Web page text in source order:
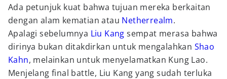
Ada petunjuk kuat bahwa tujuan mereka berkaitan
dengan alam kematian atau Netherrealm.
Apalagi sebelumnya Liu Kang sempat merasa bahwa
dirinya bukan ditakdirkan untuk mengalahkan Shao
Kahn, melainkan untuk menyelamatkan Kung Lao.
Menjelang final battle, Liu Kang yang sudah terluka